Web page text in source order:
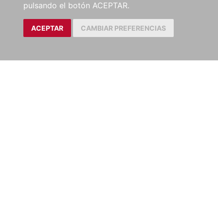
pulsando el botón ACEPTAR.
ACEPTAR CAMBIAR PREFERENCIAS